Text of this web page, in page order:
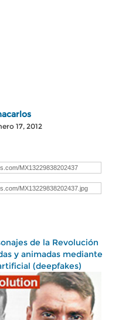
17, 2012
de la Revolución
y animadas mediante
(deepfakes)